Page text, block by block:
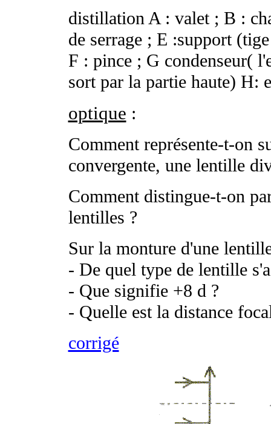
distillation A : valet ; B :
de serrage ; E :support
F : pince ; G condenseur(
sort par la partie haute) H:
optique :
Comment représente-t-on
convergente, une lentille
Comment distingue-t-on
lentilles ?
Sur la monture d'une
- De quel type de lentille
- Que signifie +8 d?
- Quelle est la distance
corrigé